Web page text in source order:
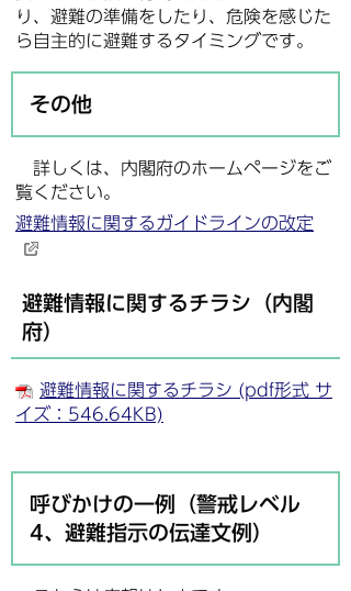
り、避難の準備をしたり、危険を感じた
ら自主的に避難するタイミングです。
その他
詳しくは、内閣府のホームページをご
覧ください。
避難情報に関するガイドラインの改定
避難情報に関するチラシ（内閣
府）
避難情報に関するチラシ (pdf形式 サ
イズ：546.64KB)
呼びかけの一例（警戒レベル
4、避難指示の伝達文例）